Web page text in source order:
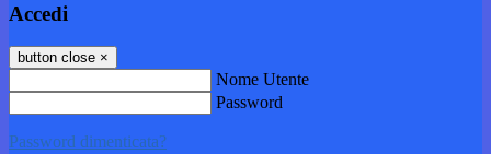
Accedi
button close ×
Nome Utente
Password
Password dimenticata?